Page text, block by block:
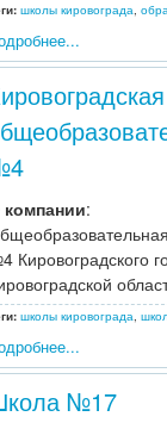
школы кировограда
:
Кировоградского
школы кировограда
№17